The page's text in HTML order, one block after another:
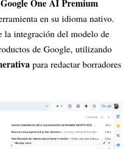
Google One AI Premium
en su idioma nativo.
integración del modelo de
de Google, utilizando
para redactar borradores